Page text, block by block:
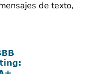
de texto,